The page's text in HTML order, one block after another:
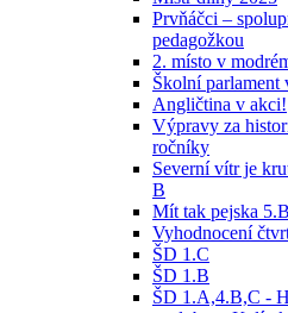
Prvňáčci –
pedagožkou
2. místo v
Školní
Angličtina v akci!
Výpravy za
ročníky
Severní vítr je
B
Mít tak pejska
Vyhodnocení
ŠD 1.C
ŠD 1.B
ŠD 1.A,4.B,C -